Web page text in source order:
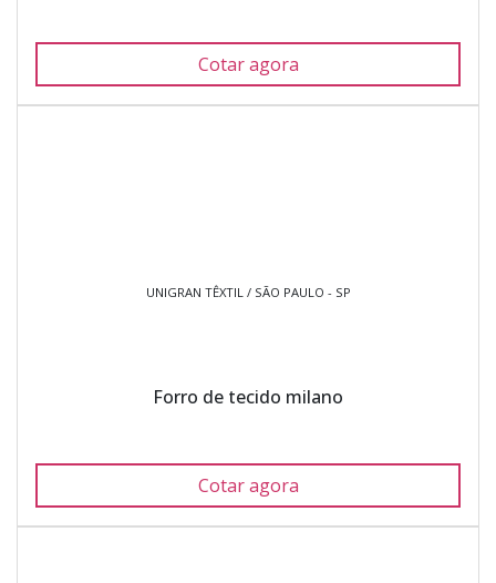
Cotar agora
UNIGRAN TÊXTIL / SÃO PAULO - SP
Forro de tecido milano
Cotar agora